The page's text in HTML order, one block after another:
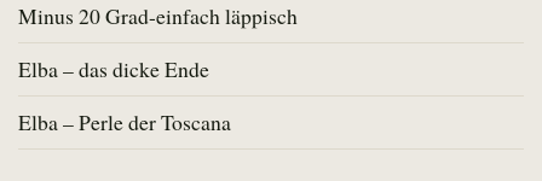
Minus 20 Grad-einfach läppisch
Elba – das dicke Ende
Elba – Perle der Toscana